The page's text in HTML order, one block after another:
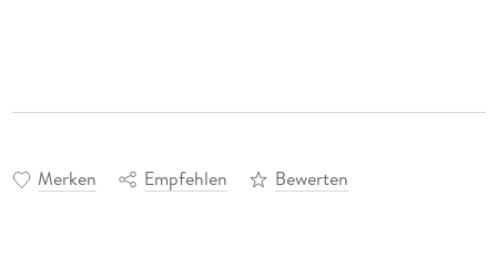
Merken Empfehlen Bewerten